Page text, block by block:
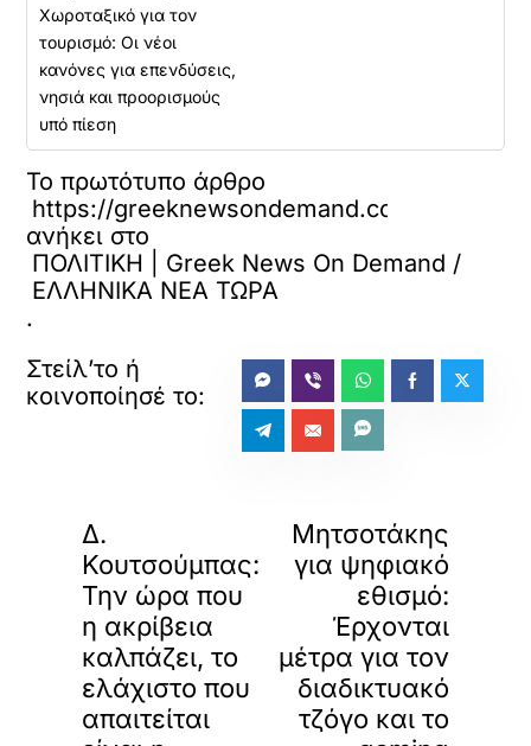
Χωροταξικό για τον
τουρισμό: Οι νέοι
κανόνες για επενδύσεις,
νησιά και προορισμούς
υπό πίεση
Το πρωτότυπο άρθρο
https://greeknewsondemand.com/2026/
ανήκει στο
ΠΟΛΙΤΙΚΗ | Greek News On Demand /
ΕΛΛΗΝΙΚΑ ΝΕΑ ΤΩΡΑ
.
Δ.
Κουτσούμπας:
Την ώρα που
η ακρίβεια
καλπάζει, το
ελάχιστο που
απαιτείται
Μητσοτάκης
για ψηφιακό
εθισμό:
Έρχονται
μέτρα για τον
διαδικτυακό
τζόγο και το